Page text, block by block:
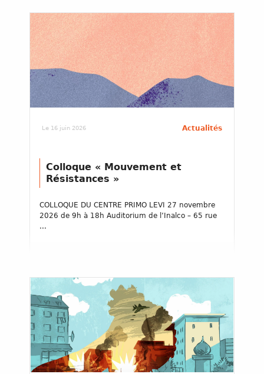
Le 16 juin 2026 Actualités
Colloque « Mouvement et
Résistances »
COLLOQUE DU CENTRE PRIMO LEVI 27 novembre
2026 de 9h à 18h Auditorium de l’Inalco – 65 rue
...